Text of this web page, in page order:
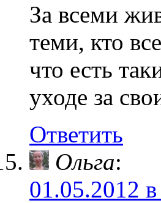
За всеми
теми, кто
что есть
уходе за
Ответить
Ольга:
01.05.2012